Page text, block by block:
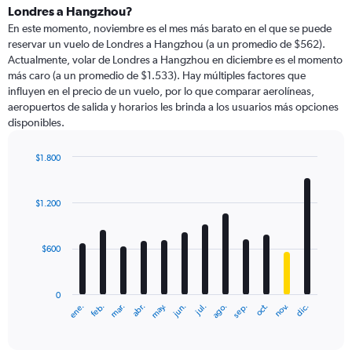
Londres a Hangzhou?
En este momento, noviembre es el mes más barato en el que se puede
reservar un vuelo de Londres a Hangzhou (a un promedio de $562).
Actualmente, volar de Londres a Hangzhou en diciembre es el momento
más caro (a un promedio de $1.533). Hay múltiples factores que
influyen en el precio de un vuelo, por lo que comparar aerolíneas,
aeropuertos de salida y horarios les brinda a los usuarios más opciones
disponibles.
with
12
The
ene. feb. mar. abr. may. jun. jul. ago. sep. oct. nov. dic.
0
$600
$1.200
$1.800